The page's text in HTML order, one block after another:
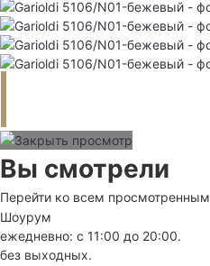
Вы смотрели
Перейти ко всем просмотренным
Шоурум
ежедневно: с 11:00 до 20:00.
без выходных.